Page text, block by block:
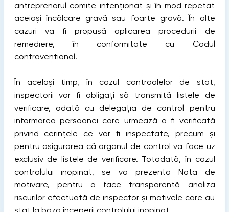
antreprenorul comite intenționat și în mod repetat
aceiași încălcare gravă sau foarte gravă. În alte
cazuri va fi propusă aplicarea procedurii de
remediere, în conformitate cu Codul
contravențional.
În același timp, în cazul controalelor de stat,
inspectorii vor fi obligați să transmită listele de
verificare, odată cu delegația de control pentru
informarea persoanei care urmează a fi verificată
privind cerințele ce vor fi inspectate, precum și
pentru asigurarea că organul de control va face uz
exclusiv de listele de verificare. Totodată, în cazul
controlului inopinat, se va prezenta Nota de
motivare, pentru a face transparentă analiza
riscurilor efectuată de inspector și motivele care au